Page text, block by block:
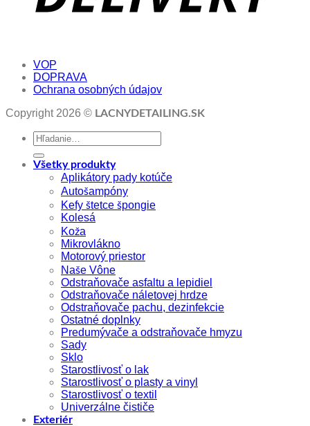
VOP
DOPRAVA
Ochrana osobných údajov
Copyright 2026 © LACNYDETAILING.SK
Hľadať:
Všetky produkty
Aplikátory pady kotúče
Autošampóny
Kefy štetce špongie
Kolesá
Koža
Mikrovlákno
Motorový priestor
Naše Vône
Odstraňovače asfaltu a lepidiel
Odstraňovače náletovej hrdze
Odstraňovače pachu, dezinfekcie
Ostatné doplnky
Predumývače a odstraňovače hmyzu
Sady
Sklo
Starostlivosť o lak
Starostlivosť o plasty a vinyl
Starostlivosť o textil
Univerzálne čističe
Exteriér